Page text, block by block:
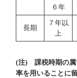
６年
長期
７年以
上
(注) 課税時期の属
率を用いることに留